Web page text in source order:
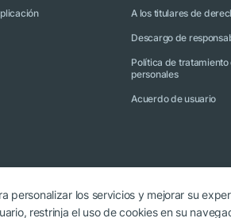
A los titulares de
Descargo de
Política de tratamiento
personales
Acuerdo de usuario
citar a cryptonews.net.
personalizar los servicios y mejorar su
restrinja el uso de cookies en su